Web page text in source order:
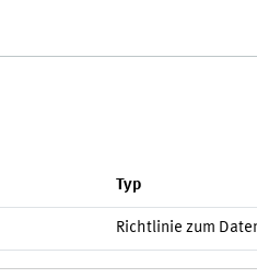
Typ
Richtlinie zum